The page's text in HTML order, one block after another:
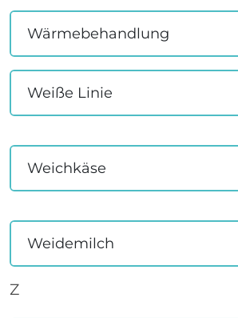
Wärmebehandlung
Weiße Linie
Weichkäse
Weidemilch
Z